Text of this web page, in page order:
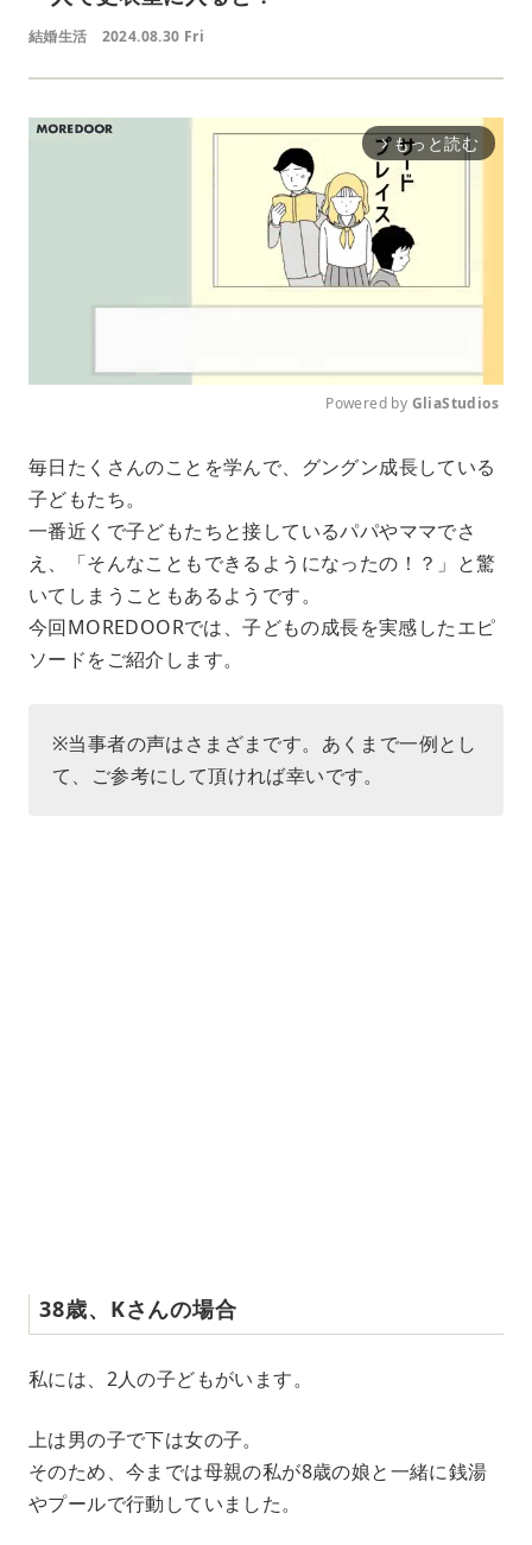
結婚生活 2024.08.30 Fri
arrow_forward_ios もっと読む
u
Powered by GliaStudios
毎日たくさんのことを学んで、グングン成長している
子どもたち。
一番近くで子どもたちと接しているパパやママでさ
え、「そんなこともできるようになったの！？」と驚
いてしまうこともあるようです。
今回MOREDOORでは、子どもの成長を実感したエピ
ソードをご紹介します。
※当事者の声はさまざまです。あくまで一例とし
て、ご参考にして頂ければ幸いです。
38歳、Kさんの場合
私には、2人の子どもがいます。
上は男の子で下は女の子。
そのため、今までは母親の私が8歳の娘と一緒に銭湯
やプールで行動していました。